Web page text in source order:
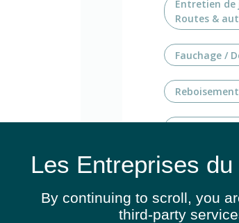
Entretien de
Routes &
Fauchage /
Génie
By continuing to scroll, you
third-party